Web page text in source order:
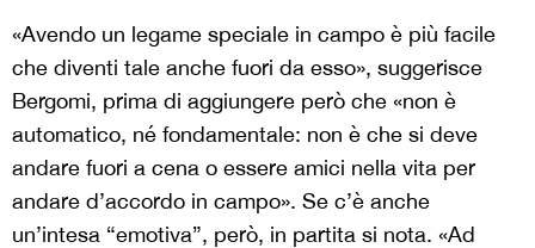
«Avendo un legame speciale in campo è più facile
che diventi tale anche fuori da esso», suggerisce
Bergomi, prima di aggiungere però che «non è
automatico, né fondamentale: non è che si deve
andare fuori a cena o essere amici nella vita per
andare d’accordo in campo». Se c’è anche
un’intesa “emotiva”, però, in partita si nota. «Ad